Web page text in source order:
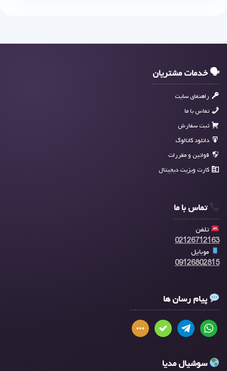
🗣 خدمات مشتریان
راهنمای سایت
تماس با ما
ثبت سفارش
دانلود کاتالوگ
قوانین و مقررات
کارت ویزیت دیجیتال
تماس با ما
تلفن
02126712163
موبایل
09126802815
پیام رسان ها
سوشیال مدیا